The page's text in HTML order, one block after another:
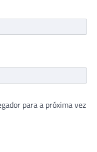
para a próxima vez